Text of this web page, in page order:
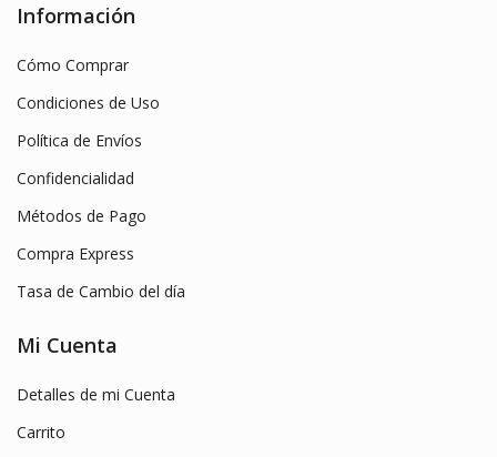
Información
Cómo Comprar
Condiciones de Uso
Política de Envíos
Confidencialidad
Métodos de Pago
Compra Express
Tasa de Cambio del día
Mi Cuenta
Detalles de mi Cuenta
Carrito